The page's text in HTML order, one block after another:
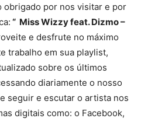
obrigado por nos visitar e por
“ Miss Wizzy feat. Dizmo –
e desfrute no máximo
trabalho em sua playlist,
sobre os últimos
diariamente o nosso
seguir e escutar o artista nos
digitais como: o Facebook,